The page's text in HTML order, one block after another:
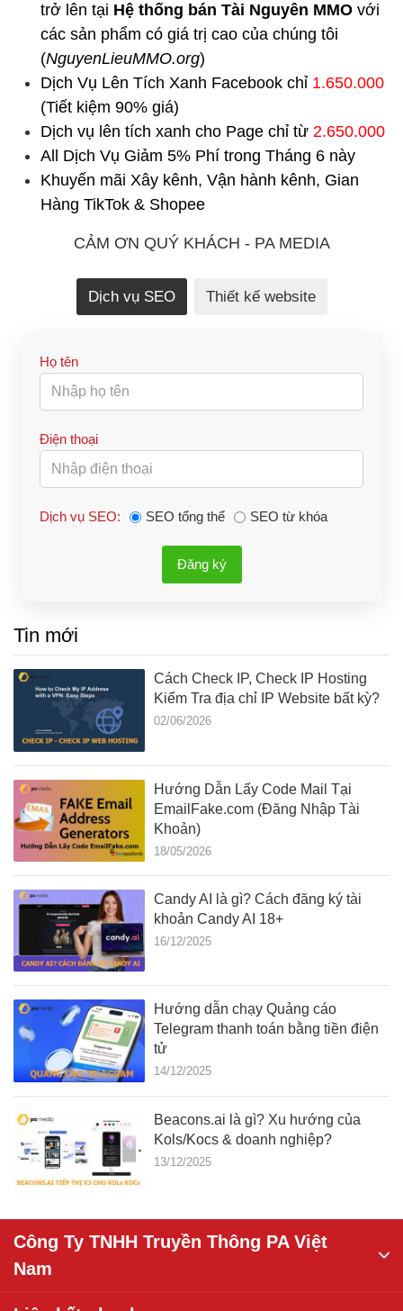
trở lên tại Hệ thống bán Tài Nguyên MMO với
các sản phẩm có giá trị cao của chúng tôi
(NguyenLieuMMO.org)
Dịch Vụ Lên Tích Xanh Facebook chỉ 1.650.000
(Tiết kiệm 90% giá)
Dịch vụ lên tích xanh cho Page chỉ từ 2.650.000
All Dịch Vụ Giảm 5% Phí trong Tháng 6 này
Khuyến mãi Xây kênh, Vận hành kênh, Gian
Hàng TikTok & Shopee
CẢM ƠN QUÝ KHÁCH - PA MEDIA
Dịch vụ SEO Thiết kế website
Họ tên
Điện thoại
Dịch vụ SEO: SEO tổng thể SEO từ khóa
Đăng ký
Tin mới
Cách Check IP, Check IP Hosting
Kiểm Tra địa chỉ IP Website bất kỳ?
02/06/2026
Hướng Dẫn Lấy Code Mail Tại
EmailFake.com (Đăng Nhập Tài
Khoản)
18/05/2026
Candy AI là gì? Cách đăng ký tài
khoản Candy AI 18+
16/12/2025
Hướng dẫn chạy Quảng cáo
Telegram thanh toán bằng tiền điện
tử
14/12/2025
Beacons.ai là gì? Xu hướng của
Kols/Kocs & doanh nghiệp?
13/12/2025
Công Ty TNHH Truyền Thông PA Việt
Nam